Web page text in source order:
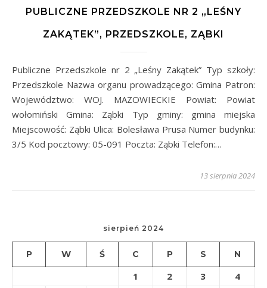
PUBLICZNE PRZEDSZKOLE NR 2 „LEŚNY
ZAKĄTEK”, PRZEDSZKOLE, ZĄBKI
Publiczne Przedszkole nr 2 „Leśny Zakątek” Typ szkoły:
Przedszkole Nazwa organu prowadzącego: Gmina Patron:
Województwo: WOJ. MAZOWIECKIE Powiat: Powiat
wołomiński Gmina: Ząbki Typ gminy: gmina miejska
Miejscowość: Ząbki Ulica: Bolesława Prusa Numer budynku:
3/5 Kod pocztowy: 05-091 Poczta: Ząbki Telefon:…
13 sierpnia 2024
sierpień 2024
P W Ś C P S N
1 2 3
4